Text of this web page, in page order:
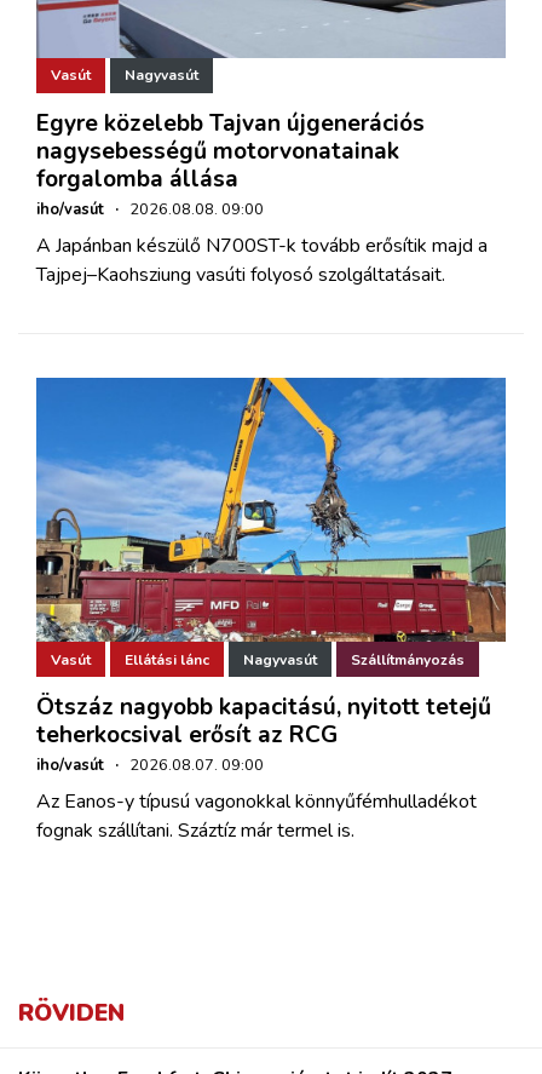
Vasút Nagyvasút
Egyre közelebb Tajvan újgenerációs
nagysebességű motorvonatainak
forgalomba állása
iho/vasút · 2026.08.08. 09:00
A Japánban készülő N700ST-k tovább erősítik majd a
Tajpej–Kaohsziung vasúti folyosó szolgáltatásait.
Vasút Ellátási lánc Nagyvasút Szállítmányozás
Ötszáz nagyobb kapacitású, nyitott tetejű
teherkocsival erősít az RCG
iho/vasút · 2026.08.07. 09:00
Az Eanos-y típusú vagonokkal könnyűfémhulladékot
fognak szállítani. Száztíz már termel is.
RÖVIDEN